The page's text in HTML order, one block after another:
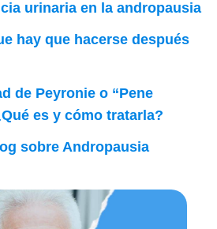
urinaria en la andropausia
hay que hacerse después
de Peyronie o “Pene
es y cómo tratarla?
sobre Andropausia